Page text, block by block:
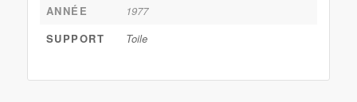
ANNÉE
1977
SUPPORT
Toile